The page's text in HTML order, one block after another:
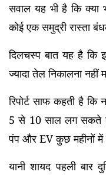
सवाल यह भी है कि क्या
कोई एक समुद्री रास्ता
दिलचस्प बात यह है कि
ज्यादा तेल निकालना नहीं
रिपोर्ट साफ कहती है
5 से 10 साल लग सकते
पंप और EV कुछ महीनों
यानी शायद पहली बार